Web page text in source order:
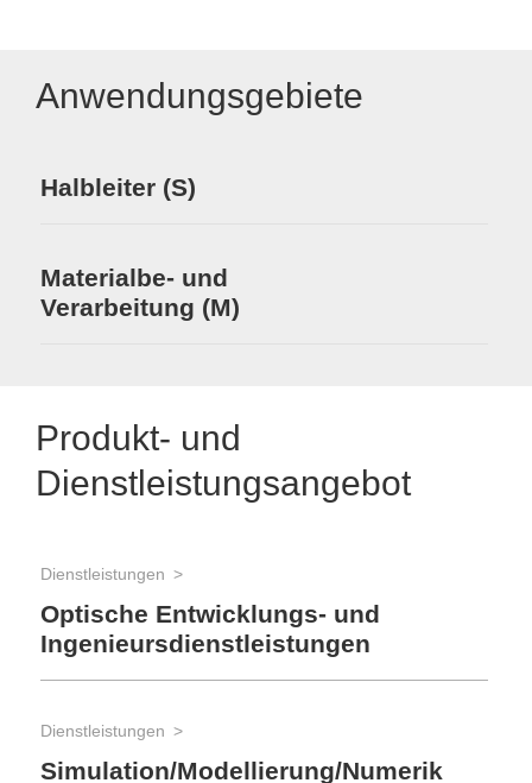
Anwendungsgebiete
Halbleiter (S)
Materialbe- und
Verarbeitung (M)
Produkt- und
Dienstleistungsangebot
Dienstleistungen
Optische Entwicklungs- und
Ingenieursdienstleistungen
Dienstleistungen
Simulation/Modellierung/Numerik